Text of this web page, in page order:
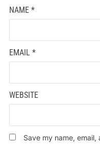
NAME *
EMAIL *
WEBSITE
Save my name,